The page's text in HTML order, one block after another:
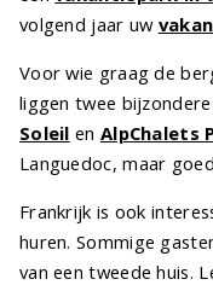
volgend jaar uw
Voor wie graag de
liggen twee
Soleil en AlpChalets
Languedoc, maar
Frankrijk is ook
huren. Sommige
van een tweede huis.